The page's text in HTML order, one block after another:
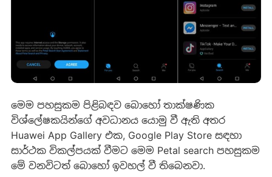
මෙම පහසුකම පිළිබඳව බොහෝ තාක්ෂණික
විශ්ලේෂකයින්ගේ අවධානය යොමු වී ඇති අතර
Huawei App Gallery එක, Google Play Store සඳහා
සාර්ථක විකල්පයක් වීමට මෙම Petal search පහසුකම
මේ වනවිටත් බොහෝ ඉවහල් වී තිබෙනවා.